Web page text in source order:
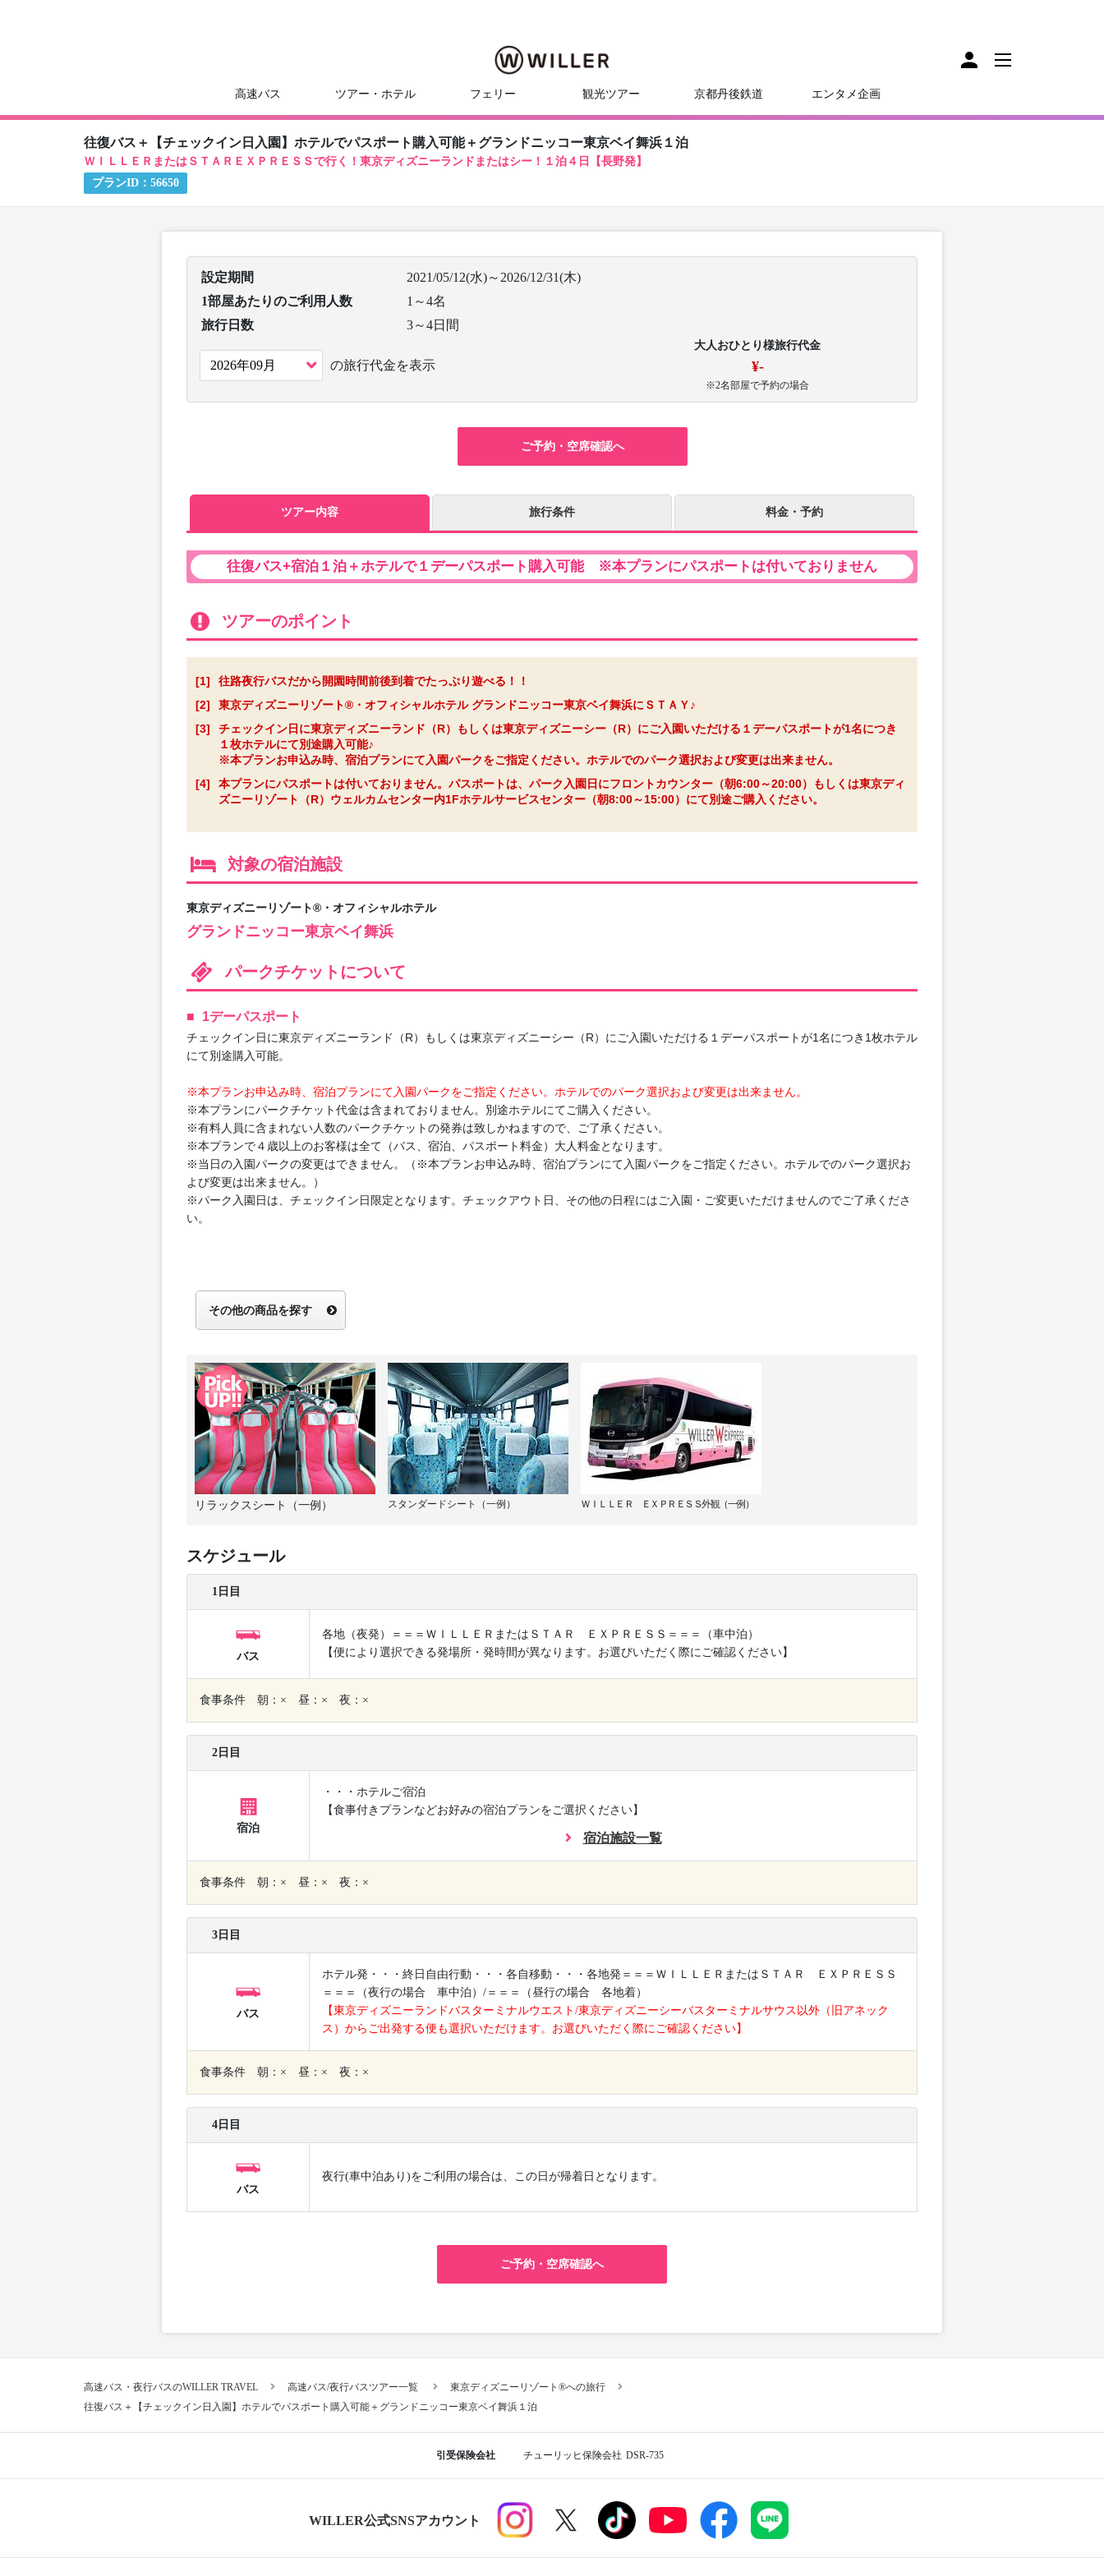
高速バス ツアー・ホテル フェリー 観光ツアー 京都丹後鉄道 エンタメ企画
往復バス＋【チェックイン日入園】ホテルでパスポート購入可能＋グランドニッコー東京ベイ舞浜１泊
ＷＩＬＬＥＲまたはＳＴＡＲＥＸＰＲＥＳＳで行く！東京ディズニーランドまたはシー！１泊４日【長野発】
プランID： 56650
設定期間
2021/05/12(水)～2026/12/31(木)
1部屋あたりのご利用人数
1～4名
旅行日数
3～4日間
の旅行代金を表示
大人おひとり様旅行代金
¥-
※2名部屋で予約の場合
ご予約・空席確認へ
ツアー内容 旅行条件 料金・予約
往復バス+宿泊１泊＋ホテルで１デーパスポート購入可能 ※本プランにパスポートは付いておりません
ツアーのポイント
[1]
往路夜行バスだから開園時間前後到着でたっぷり遊べる！！
[2]
東京ディズニーリゾート®・オフィシャルホテル グランドニッコー東京ベイ舞浜にＳＴＡＹ♪
[3]
チェックイン日に東京ディズニーランド（R）もしくは東京ディズニーシー（R）にご入園いただける１デーパスポートが1名につき
１枚ホテルにて別途購入可能♪
※本プランお申込み時、宿泊プランにて入園パークをご指定ください。ホテルでのパーク選択および変更は出来ません。
[4]
本プランにパスポートは付いておりません。パスポートは、パーク入園日にフロントカウンター（朝6:00～20:00）もしくは東京ディ
ズニーリゾート（R）ウェルカムセンター内1Fホテルサービスセンター（朝8:00～15:00）にて別途ご購入ください。
対象の宿泊施設
東京ディズニーリゾート®・オフィシャルホテル
グランドニッコー東京ベイ舞浜
パークチケットについて
1デーパスポート
チェックイン日に東京ディズニーランド（R）もしくは東京ディズニーシー（R）にご入園いただける１デーパスポートが1名につき1枚ホテル
にて別途購入可能。
※本プランお申込み時、宿泊プランにて入園パークをご指定ください。ホテルでのパーク選択および変更は出来ません。
※本プランにパークチケット代金は含まれておりません。別途ホテルにてご購入ください。
※有料人員に含まれない人数のパークチケットの発券は致しかねますので、ご了承ください。
※本プランで４歳以上のお客様は全て（バス、宿泊、パスポート料金）大人料金となります。
※当日の入園パークの変更はできません。（※本プランお申込み時、宿泊プランにて入園パークをご指定ください。ホテルでのパーク選択お
よび変更は出来ません。）
※パーク入園日は、チェックイン日限定となります。チェックアウト日、その他の日程にはご入園・ご変更いただけませんのでご了承くださ
い。
その他の商品を探す
リラックスシート（一例） スタンダードシート（一例） ＷＩＬＬＥＲ ＥＸＰＲＥＳＳ外観（一例）
スケジュール
1日目
バス
各地（夜発）＝＝＝ＷＩＬＬＥＲまたはＳＴＡＲ ＥＸＰＲＥＳＳ＝＝＝（車中泊）
【便により選択できる発場所・発時間が異なります。お選びいただく際にご確認ください】
食事条件 朝：× 昼：× 夜：×
2日目
宿泊
・・・ホテルご宿泊
【食事付きプランなどお好みの宿泊プランをご選択ください】
宿泊施設一覧
食事条件 朝：× 昼：× 夜：×
3日目
バス
ホテル発・・・終日自由行動・・・各自移動・・・各地発＝＝＝ＷＩＬＬＥＲまたはＳＴＡＲ ＥＸＰＲＥＳＳ
＝＝＝（夜行の場合 車中泊）/＝＝＝（昼行の場合 各地着）
【東京ディズニーランドバスターミナルウエスト/東京ディズニーシーバスターミナルサウス以外（旧アネック
ス）からご出発する便も選択いただけます。お選びいただく際にご確認ください】
食事条件 朝：× 昼：× 夜：×
4日目
バス
夜行(車中泊あり)をご利用の場合は、この日が帰着日となります。
ご予約・空席確認へ
高速バス・夜行バスのWILLER TRAVEL 高速バス/夜行バスツアー一覧
東京ディズニーリゾート®への旅行
往復バス＋【チェックイン日入園】ホテルでパスポート購入可能＋グランドニッコー東京ベイ舞浜１泊
引受保険会社 チューリッヒ保険会社 DSR-735
WILLER公式SNSアカウント